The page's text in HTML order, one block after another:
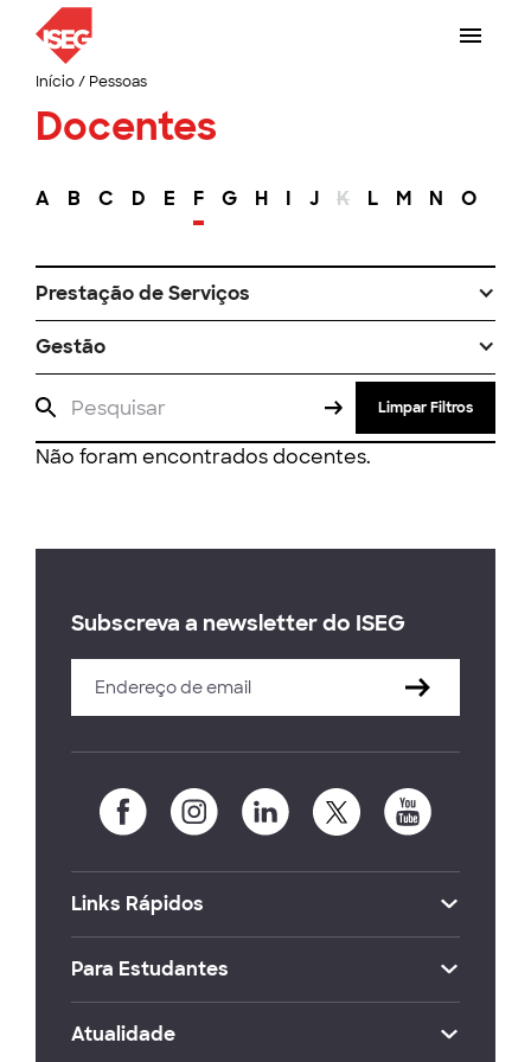
Início/ Pessoas
Docentes
A B C D E F G H I J K L M N O
Prestação de Serviços
Gestão
Limpar Filtros
Não foram encontrados docentes.
Subscreva a newsletter do ISEG
Links Rápidos
Para Estudantes
Atualidade